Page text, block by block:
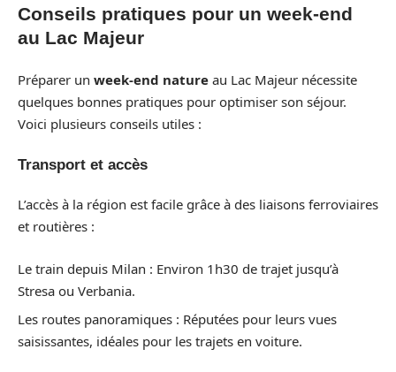
Conseils pratiques pour un week-end
au Lac Majeur
Préparer un week-end nature au Lac Majeur nécessite
quelques bonnes pratiques pour optimiser son séjour.
Voici plusieurs conseils utiles :
Transport et accès
L’accès à la région est facile grâce à des liaisons ferroviaires
et routières :
Le train depuis Milan : Environ 1h30 de trajet jusqu’à
Stresa ou Verbania.
Les routes panoramiques : Réputées pour leurs vues
saisissantes, idéales pour les trajets en voiture.